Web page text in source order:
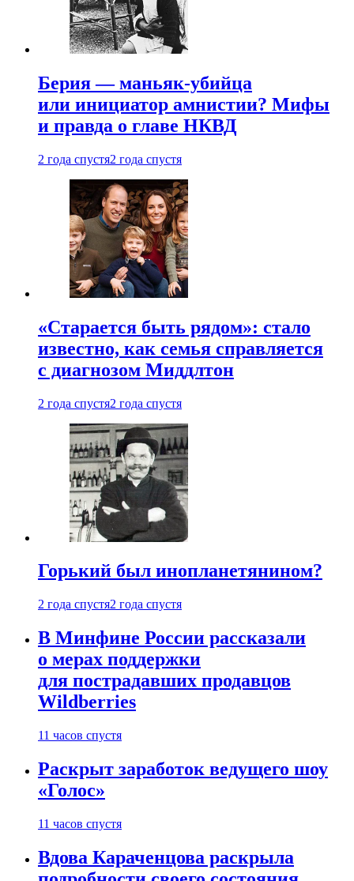
Берия — маньяк-убийца
или инициатор амнистии? Мифы
и правда о главе НКВД
2 года спустя2 года спустя
«Старается быть рядом»: стало
известно, как семья справляется
с диагнозом Миддлтон
2 года спустя2 года спустя
Горький был инопланетянином?
2 года спустя2 года спустя
В Минфине России рассказали
о мерах поддержки
для пострадавших продавцов
Wildberries
11 часов спустя
Раскрыт заработок ведущего шоу
«Голос»
11 часов спустя
Вдова Караченцова раскрыла